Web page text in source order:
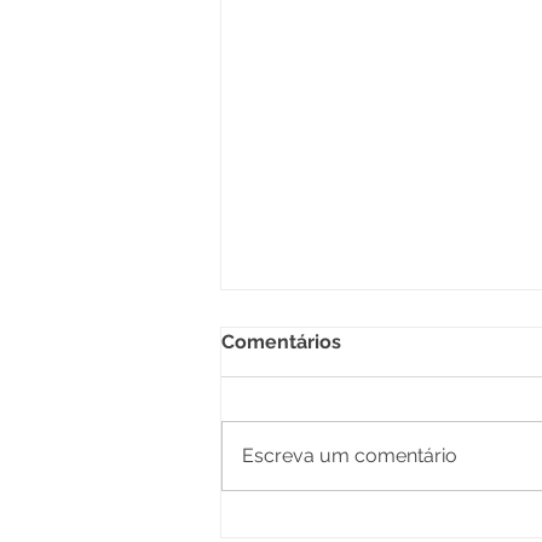
Comentários
Escreva um comentário